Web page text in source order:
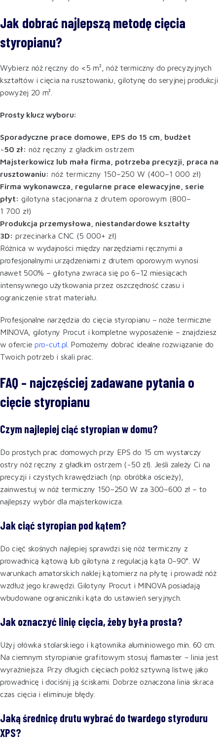
Jak dobrać najlepszą metodę cięcia
styropianu?
Wybierz nóż ręczny do <5 m², nóż termiczny do precyzyjnych
kształtów i cięcia na rusztowaniu, gilotynę do seryjnej produkcji
powyżej 20 m².
Prosty klucz wyboru:
Sporadyczne prace domowe, EPS do 15 cm, budżet
~50 zł: nóż ręczny z gładkim ostrzem
Majsterkowicz lub mała firma, potrzeba precyzji, praca na
rusztowaniu: nóż termiczny 150–250 W (400–1 000 zł)
Firma wykonawcza, regularne prace elewacyjne, serie
płyt: gilotyna stacjonarna z drutem oporowym (800–
1 700 zł)
Produkcja przemysłowa, niestandardowe kształty
3D: przecinarka CNC (5 000+ zł)
Różnica w wydajności między narzędziami ręcznymi a
profesjonalnymi urządzeniami z drutem oporowym wynosi
nawet 500% – gilotyna zwraca się po 6–12 miesiącach
intensywnego użytkowania przez oszczędność czasu i
ograniczenie strat materiału.
Profesjonalne narzędzia do cięcia styropianu – noże termiczne
MINOVA, gilotyny Procut i kompletne wyposażenie – znajdziesz
w ofercie pro-cut.pl . Pomożemy dobrać idealne rozwiązanie do
Twoich potrzeb i skali prac.
FAQ – najczęściej zadawane pytania o
cięcie styropianu
Czym najlepiej ciąć styropian w domu?
Do prostych prac domowych przy EPS do 15 cm wystarczy
ostry nóż ręczny z gładkim ostrzem (~50 zł). Jeśli zależy Ci na
precyzji i czystych krawędziach (np. obróbka ościeży),
zainwestuj w nóż termiczny 150–250 W za 300–600 zł – to
najlepszy wybór dla majsterkowicza.
Jak ciąć styropian pod kątem?
Do cięć skośnych najlepiej sprawdzi się nóż termiczny z
prowadnicą kątową lub gilotyna z regulacją kąta 0–90°. W
warunkach amatorskich naklej kątomierz na płytę i prowadź nóż
wzdłuż jego krawędzi. Gilotyny Procut i MINOVA posiadają
wbudowane ograniczniki kąta do ustawień seryjnych.
Jak oznaczyć linię cięcia, żeby była prosta?
Użyj ołówka stolarskiego i kątownika aluminiowego min. 60 cm.
Na ciemnym styropianie grafitowym stosuj flamaster – linia jest
wyraźniejsza. Przy długich cięciach połóż sztywną listwę jako
prowadnicę i dociśnij ją ściskami. Dobrze oznaczona linia skraca
czas cięcia i eliminuje błędy.
Jaką średnicę drutu wybrać do twardego styroduru
XPS?